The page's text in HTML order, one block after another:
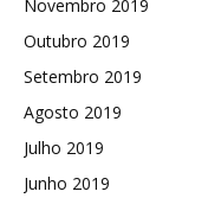
Novembro 2019
Outubro 2019
Setembro 2019
Agosto 2019
Julho 2019
Junho 2019